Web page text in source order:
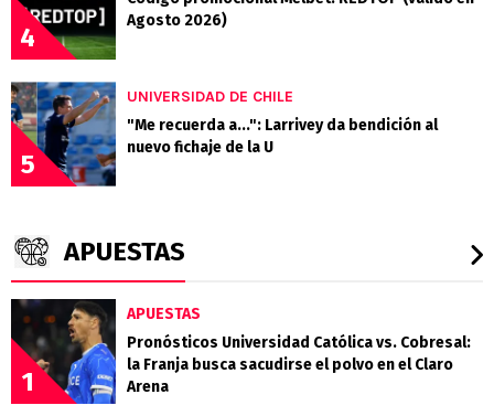
4
Agosto 2026)
5
UNIVERSIDAD DE CHILE
"Me recuerda a...": Larrivey da bendición al
nuevo fichaje de la U
APUESTAS
1
APUESTAS
Pronósticos Universidad Católica vs. Cobresal:
la Franja busca sacudirse el polvo en el Claro
Arena